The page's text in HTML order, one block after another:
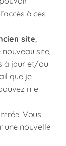
à ces
site
site,
à jour et/ou
que je
me
Vous
une nouvelle